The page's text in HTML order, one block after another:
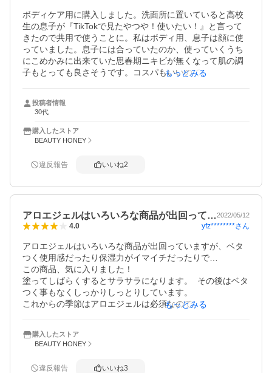
ボディケア用に購入しました。洗面所に置いていると高校
生の息子が『TikTokで見たやつや！使いたい！』と言って
きたので共用で使うことに。私はボディ用、息子は顔に使
っていました。息子には合っていたのか、使っていくうち
にこめかみに出来ていた思春期ニキビが無くなって肌の調
子もとっても良さそうです。コスパもいいのでしばらくリ
もっとみる
投稿者情報
30代
購入したストア
BEAUTY HONEY
違反報告 いいね2
アロエジェルはいろいろな商品が出回って…2022/05/12
4.0 yfz********さん
アロエジェルはいろいろな商品が出回っていますが、ベタ
つく使用感だったり保湿力がイマイチだったりで…
この商品、気に入りました！
塗ってしばらくするとサラサラになります。  その後はベタ
つく事もなくしっかりしっとりしています。
これからの季節はアロエジェルは必須なので、今の時期に
もっとみる
購入したストア
BEAUTY HONEY
違反報告 いいね3